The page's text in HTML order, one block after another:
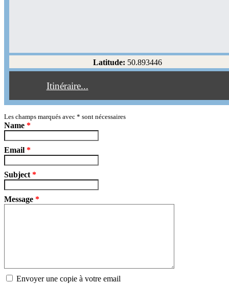
Latitude: 50.893446
Itinéraire...
Éviter les autoroutes
Éviter les péages
Reset
Les champs marqués avec * sont nécessaires
Name *
Email *
Subject *
Message *
Envoyer une copie à votre email